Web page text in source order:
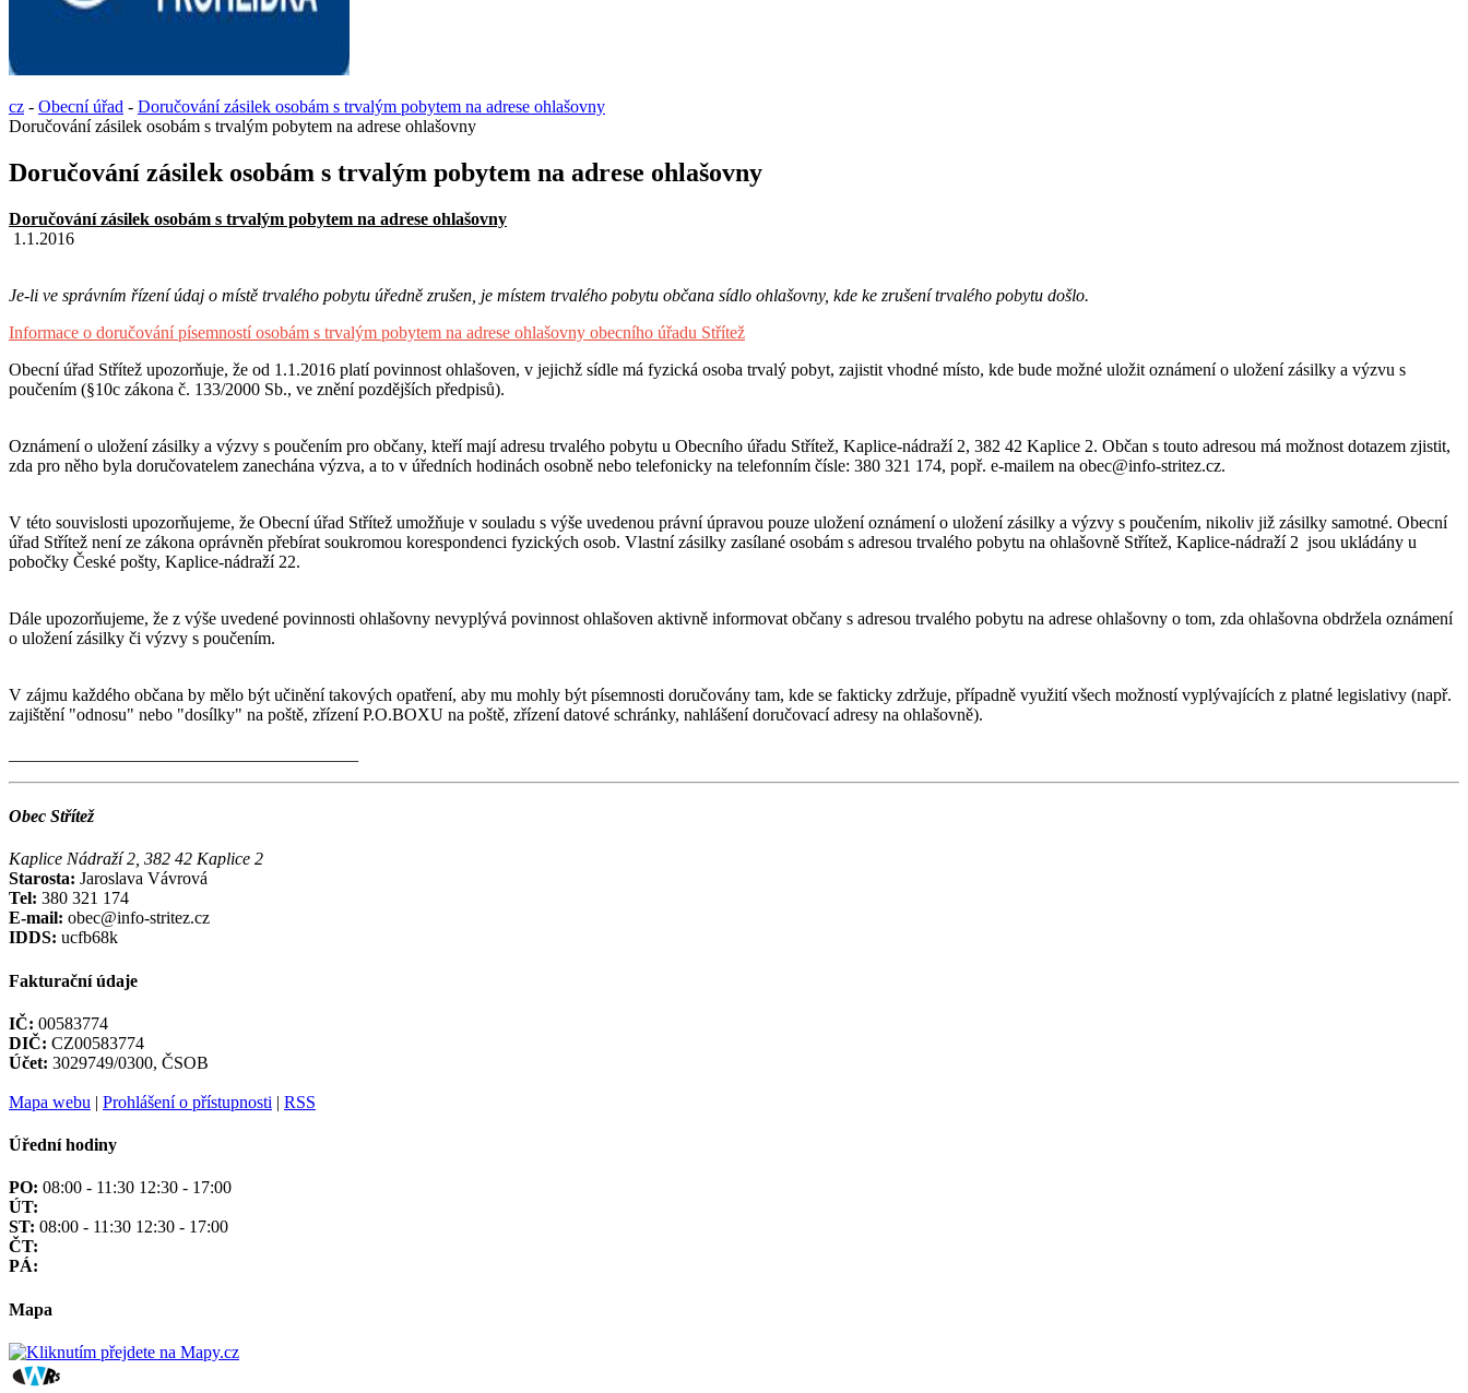
cz - Obecní úřad - Doručování zásilek osobám s trvalým pobytem na adrese ohlašovny
Doručování zásilek osobám s trvalým pobytem na adrese ohlašovny
Doručování zásilek osobám s trvalým pobytem na adrese ohlašovny
Doručování zásilek osobám s trvalým pobytem na adrese ohlašovny
1.1.2016
Je-li ve správním řízení údaj o místě trvalého pobytu úředně zrušen, je místem trvalého pobytu občana sídlo ohlašovny, kde ke zrušení trvalého pobytu došlo.
Informace o doručování písemností osobám s trvalým pobytem na adrese ohlašovny obecního úřadu Střítež
Obecní úřad Střítež upozorňuje, že od 1.1.2016 platí povinnost ohlašoven, v jejichž sídle má fyzická osoba trvalý pobyt, zajistit vhodné místo, kde bude možné uložit oznámení o uložení zásilky a výzvu s
poučením (§10c zákona č. 133/2000 Sb., ve znění pozdějších předpisů).
Oznámení o uložení zásilky a výzvy s poučením pro občany, kteří mají adresu trvalého pobytu u Obecního úřadu Střítež, Kaplice-nádraží 2, 382 42 Kaplice 2. Občan s touto adresou má možnost dotazem zjistit,
zda pro něho byla doručovatelem zanechána výzva, a to v úředních hodinách osobně nebo telefonicky na telefonním čísle: 380 321 174, popř. e-mailem na obec@info-stritez.cz.
V této souvislosti upozorňujeme, že Obecní úřad Střítež umožňuje v souladu s výše uvedenou právní úpravou pouze uložení oznámení o uložení zásilky a výzvy s poučením, nikoliv již zásilky samotné. Obecní
úřad Střítež není ze zákona oprávněn přebírat soukromou korespondenci fyzických osob. Vlastní zásilky zasílané osobám s adresou trvalého pobytu na ohlašovně Střítež, Kaplice-nádraží 2 jsou ukládány u
pobočky České pošty, Kaplice-nádraží 22.
Dále upozorňujeme, že z výše uvedené povinnosti ohlašovny nevyplývá povinnost ohlašoven aktivně informovat občany s adresou trvalého pobytu na adrese ohlašovny o tom, zda ohlašovna obdržela oznámení
o uložení zásilky či výzvy s poučením.
V zájmu každého občana by mělo být učinění takových opatření, aby mu mohly být písemnosti doručovány tam, kde se fakticky zdržuje, případně využití všech možností vyplývajících z platné legislativy (např.
zajištění "odnosu" nebo "dosílky" na poště, zřízení P.O.BOXU na poště, zřízení datové schránky, nahlášení doručovací adresy na ohlašovně).
Obec Střítež
Kaplice Nádraží 2, 382 42 Kaplice 2
Starosta: Jaroslava Vávrová
Tel: 380 321 174
E-mail: obec@info-stritez.cz
IDDS: ucfb68k
Fakturační údaje
IČ: 00583774
DIČ: CZ00583774
Účet: 3029749/0300, ČSOB
Mapa webu | Prohlášení o přístupnosti | RSS
Úřední hodiny
PO: 08:00 - 11:30 12:30 - 17:00
ÚT:
ST: 08:00 - 11:30 12:30 - 17:00
ČT:
PÁ:
Mapa